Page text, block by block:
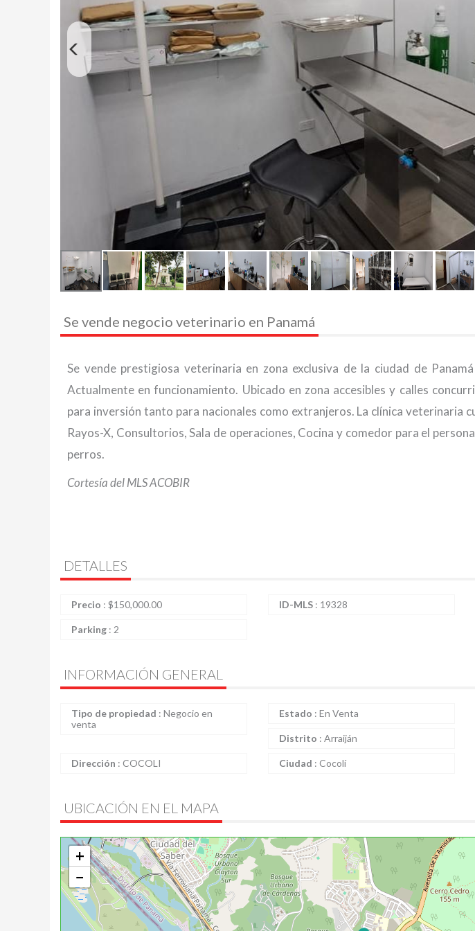
Se vende negocio veterinario en Panamá
Se vende prestigiosa veterinaria en zona exclusiva de la ciudad de
Actualmente en funcionamiento. Ubicado en zona accesibles y calles
para inversión tanto para nacionales como extranjeros. La clínica veterinaria
Rayos-X, Consultorios, Sala de operaciones, Cocina y comedor para el
perros.
Cortesía del MLS ACOBIR
DETALLES
Precio : $150,000.00 ID-MLS : 19328
Parking : 2
INFORMACIÓN GENERAL
Tipo de propiedad : Negocio en
venta
Estado : En Venta
Distrito : Arraiján
Dirección : COCOLI Ciudad : Cocolí
UBICACIÓN EN EL MAPA
+
−